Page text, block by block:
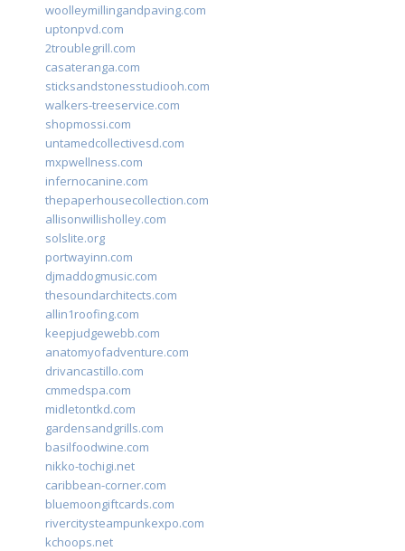
woolleymillingandpaving.com
uptonpvd.com
2troublegrill.com
casateranga.com
sticksandstonesstudiooh.com
walkers-treeservice.com
shopmossi.com
untamedcollectivesd.com
mxpwellness.com
infernocanine.com
thepaperhousecollection.com
allisonwillisholley.com
solslite.org
portwayinn.com
djmaddogmusic.com
thesoundarchitects.com
allin1roofing.com
keepjudgewebb.com
anatomyofadventure.com
drivancastillo.com
cmmedspa.com
midletontkd.com
gardensandgrills.com
basilfoodwine.com
nikko-tochigi.net
caribbean-corner.com
bluemoongiftcards.com
rivercitysteampunkexpo.com
kchoops.net